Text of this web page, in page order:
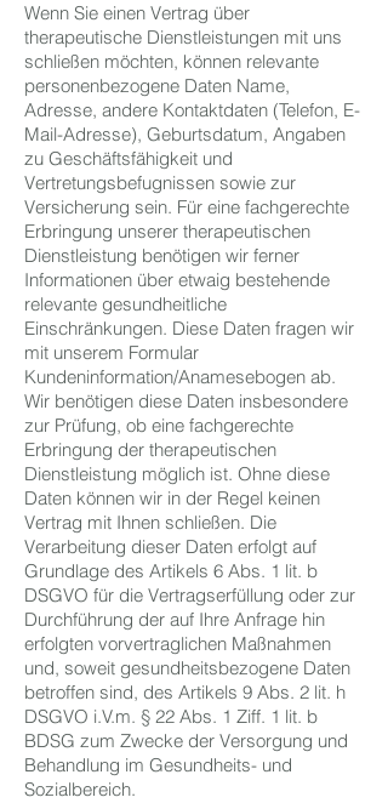
Wenn Sie einen Vertrag über
therapeutische Dienstleistungen mit uns
schließen möchten, können relevante
personenbezogene Daten Name,
Adresse, andere Kontaktdaten (Telefon, E-
Mail-Adresse), Geburtsdatum, Angaben
zu Geschäftsfähigkeit und
Vertretungsbefugnissen sowie zur
Versicherung sein. Für eine fachgerechte
Erbringung unserer therapeutischen
Dienstleistung benötigen wir ferner
Informationen über etwaig bestehende
relevante gesundheitliche
Einschränkungen. Diese Daten fragen wir
mit unserem Formular
Kundeninformation/Anamesebogen ab.
Wir benötigen diese Daten insbesondere
zur Prüfung, ob eine fachgerechte
Erbringung der therapeutischen
Dienstleistung möglich ist. Ohne diese
Daten können wir in der Regel keinen
Vertrag mit Ihnen schließen. Die
Verarbeitung dieser Daten erfolgt auf
Grundlage des Artikels 6 Abs. 1 lit. b
DSGVO für die Vertragserfüllung oder zur
Durchführung der auf Ihre Anfrage hin
erfolgten vorvertraglichen Maßnahmen
und, soweit gesundheitsbezogene Daten
betroffen sind, des Artikels 9 Abs. 2 lit. h
DSGVO i.V.m. § 22 Abs. 1 Ziff. 1 lit. b
BDSG zum Zwecke der Versorgung und
Behandlung im Gesundheits- und
Sozialbereich.